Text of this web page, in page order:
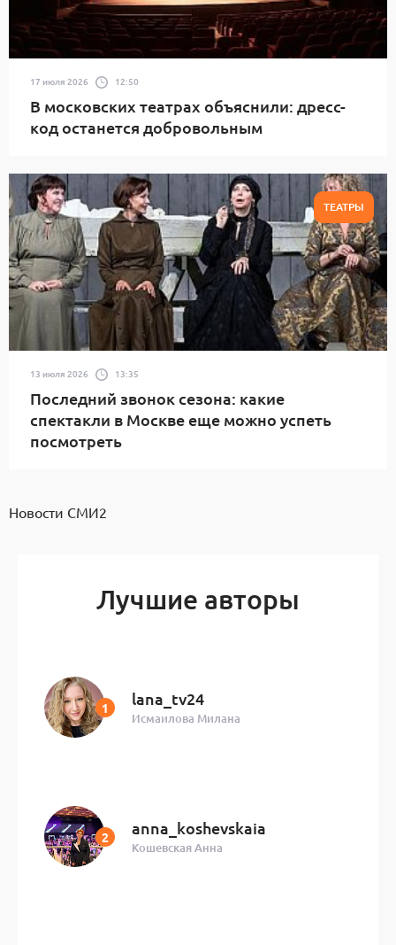
17 июля 2026 12:50
В московских театрах объяснили: дресс-
код останется добровольным
ТЕАТРЫ
13 июля 2026 13:35
Последний звонок сезона: какие
спектакли в Москве еще можно успеть
посмотреть
Новости СМИ2
Лучшие авторы
lana_tv24
Исмаилова Милана
anna_koshevskaia
Кошевская Анна